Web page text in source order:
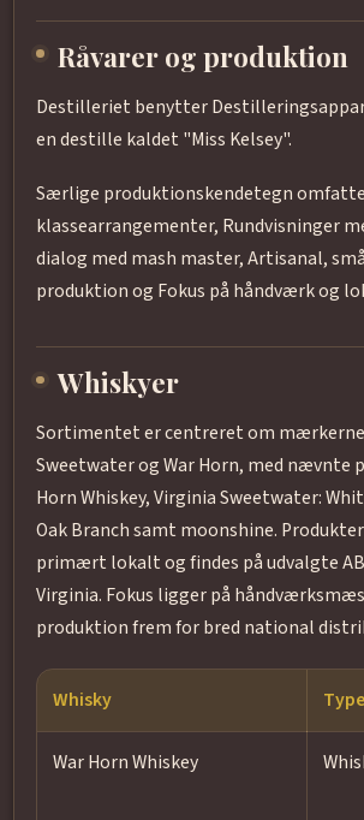
Råvarer og produktion
Destilleriet benytter
en destille kaldet "Miss Kelsey".
Særlige produktionskendetegn
klassearrangementer, Rundvisninger
dialog med mash master, Artisanal,
produktion og Fokus på håndværk og
Whiskyer
Sortimentet er centreret om
Sweetwater og War Horn, med nævnte
Horn Whiskey, Virginia Sweetwater:
Oak Branch samt moonshine.
primært lokalt og findes på udvalgte
Virginia. Fokus ligger på
produktion frem for bred national
Whisky
War Horn Whiskey